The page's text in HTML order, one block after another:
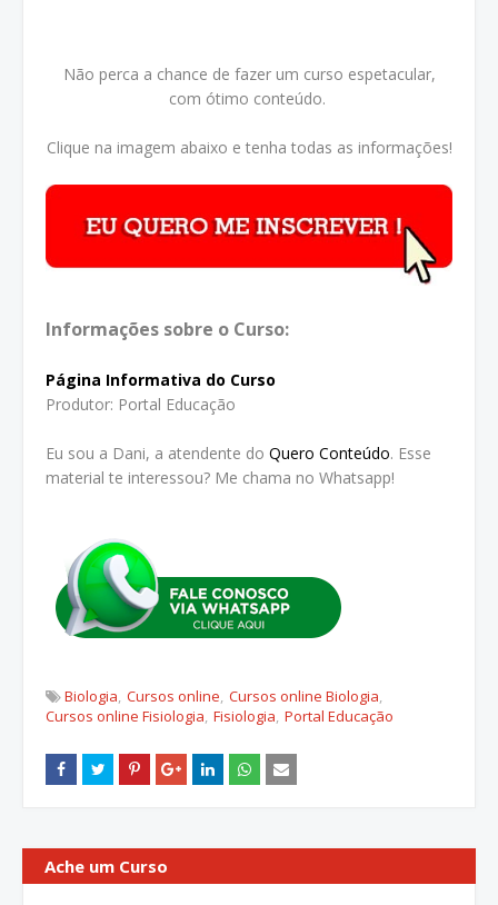
Não perca a chance de fazer um curso espetacular,
com ótimo conteúdo.
Clique na imagem abaixo e tenha todas as informações!
Informações sobre o Curso:
Página Informativa do Curso
Produtor: Portal Educação
Eu sou a Dani, a atendente do Quero Conteúdo. Esse
material te interessou? Me chama no Whatsapp!
Biologia Cursos online Cursos online Biologia
Cursos online Fisiologia Fisiologia Portal Educação
Ache um Curso